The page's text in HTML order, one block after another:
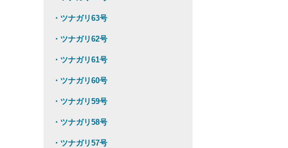
・ツナガリ63号
・ツナガリ62号
・ツナガリ61号
・ツナガリ60号
・ツナガリ59号
・ツナガリ58号
・ツナガリ57号